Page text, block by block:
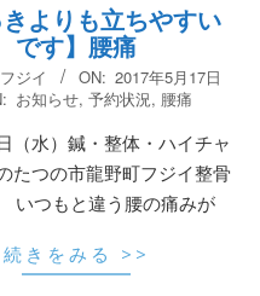
きよりも立ちやすい
です】腰痛
ジイ ON: 2017年5月17日
お知らせ,予約状況, 腰痛
（水）鍼・整体・ハイチャ
たつの市龍野町フジイ整骨
いつもと違う腰の痛みが
続きをみる >>